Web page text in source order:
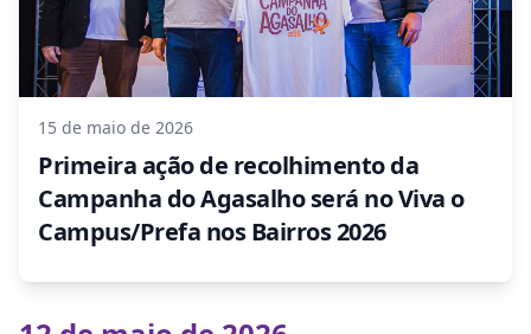
15 de maio de 2026
Primeira ação de recolhimento da
Campanha do Agasalho será no Viva o
Campus/Prefa nos Bairros 2026